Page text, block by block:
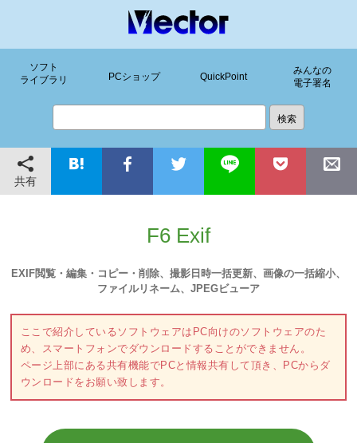
ソフト
ライブラリ
PCショップ QuickPoint
みんなの
電子署名
共有
F6 Exif
EXIF閲覧・編集・コピー・削除、撮影日時一括更新、画像の一括縮小、
ファイルリネーム、JPEGビューア
ここで紹介しているソフトウェアはPC向けのソフトウェアのた
め、スマートフォンでダウンロードすることができません。
ページ上部にある共有機能でPCと情報共有して頂き、PCからダ
ウンロードをお願い致します。